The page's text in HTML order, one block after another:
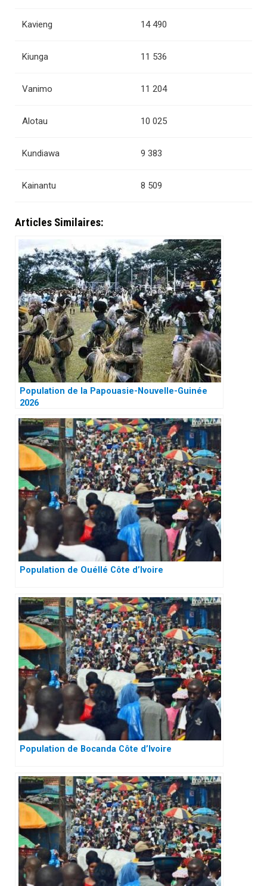
Kavieng 14 490
Kiunga 11 536
Vanimo 11 204
Alotau 10 025
Kundiawa 9 383
Kainantu 8 509
Articles Similaires:
Population de la Papouasie-Nouvelle-Guinée
2026
Population de Ouéllé Côte d’Ivoire
Population de Bocanda Côte d’Ivoire